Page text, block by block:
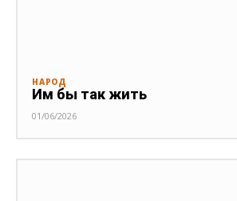
НАРОД
Им бы так жить
01/06/2026